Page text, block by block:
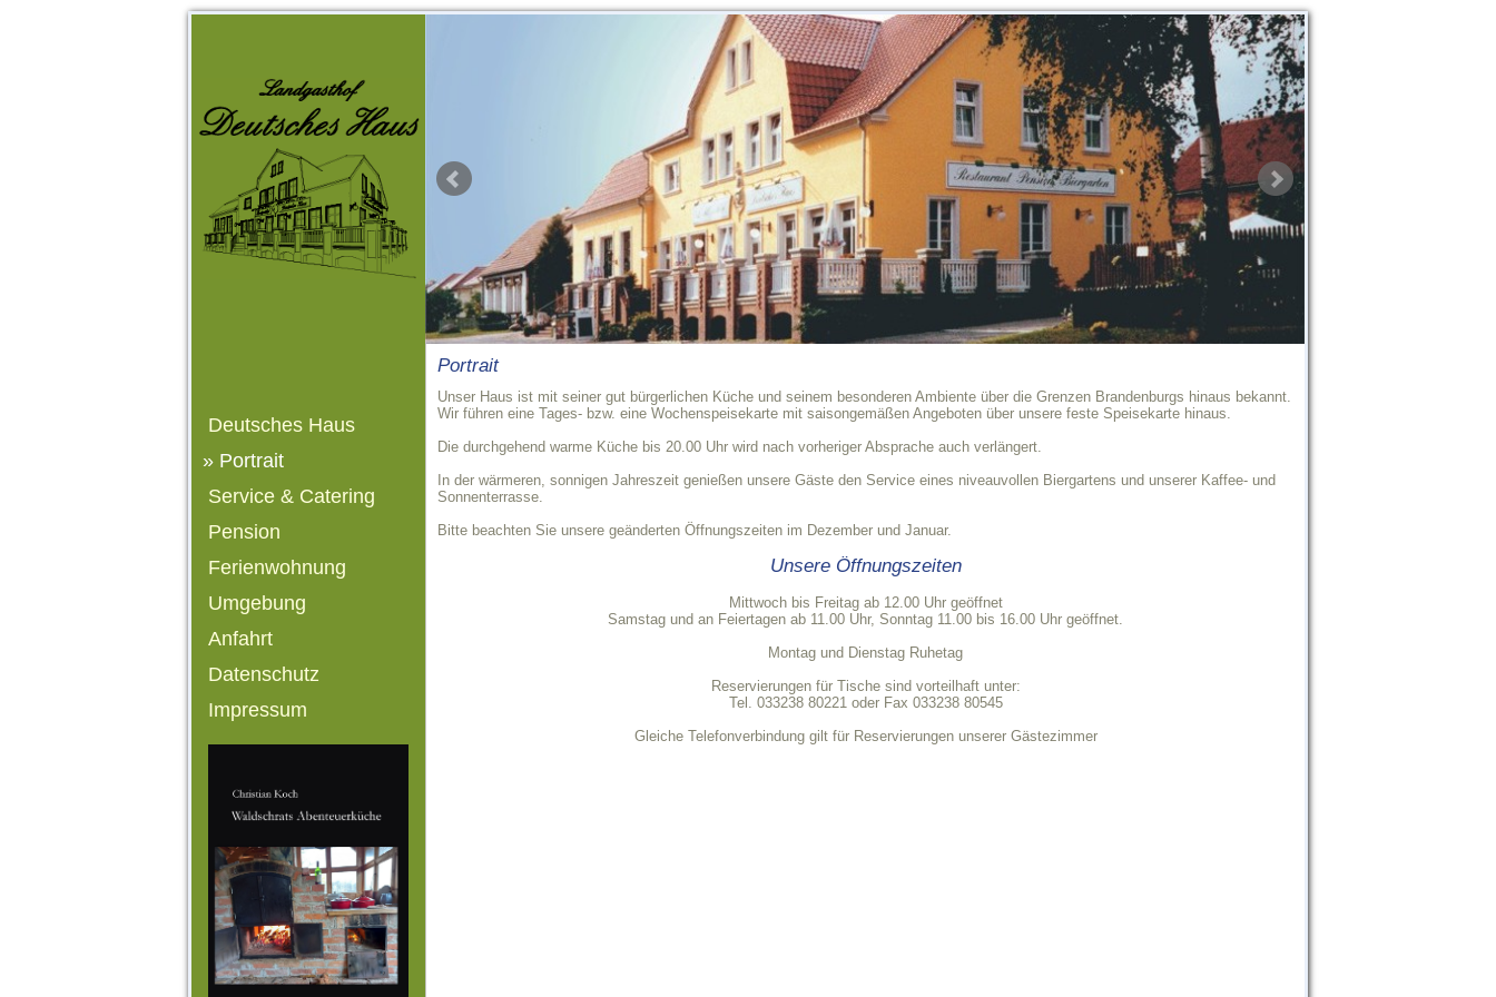
Deutsches Haus
» Portrait
Service & Catering
Pension
Ferienwohnung
Umgebung
Anfahrt
Datenschutz
Impressum
Portrait
Unser Haus ist mit seiner gut bürgerlichen Küche und seinem besonderen Ambiente über die Grenzen Brandenburgs hinaus bekannt.
Wir führen eine Tages- bzw. eine Wochenspeisekarte mit saisongemäßen Angeboten über unsere feste Speisekarte hinaus.
Die durchgehend warme Küche bis 20.00 Uhr wird nach vorheriger Absprache auch verlängert.
In der wärmeren, sonnigen Jahreszeit genießen unsere Gäste den Service eines niveauvollen Biergartens und unserer Kaffee- und
Sonnenterrasse.
Bitte beachten Sie unsere geänderten Öffnungszeiten im Dezember und Januar.
Unsere Öffnungszeiten
Mittwoch bis Freitag ab 12.00 Uhr geöffnet
Samstag und an Feiertagen ab 11.00 Uhr, Sonntag 11.00 bis 16.00 Uhr geöffnet.
Montag und Dienstag Ruhetag
Reservierungen für Tische sind vorteilhaft unter:
Tel. 033238 80221 oder Fax 033238 80545
Gleiche Telefonverbindung gilt für Reservierungen unserer Gästezimmer